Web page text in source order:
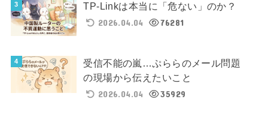
TP-Linkは本当に「危ない」のか？
2026.04.04
76281
受信不能の嵐…ぷららのメール問題
の現場から伝えたいこと
2026.04.04
35929